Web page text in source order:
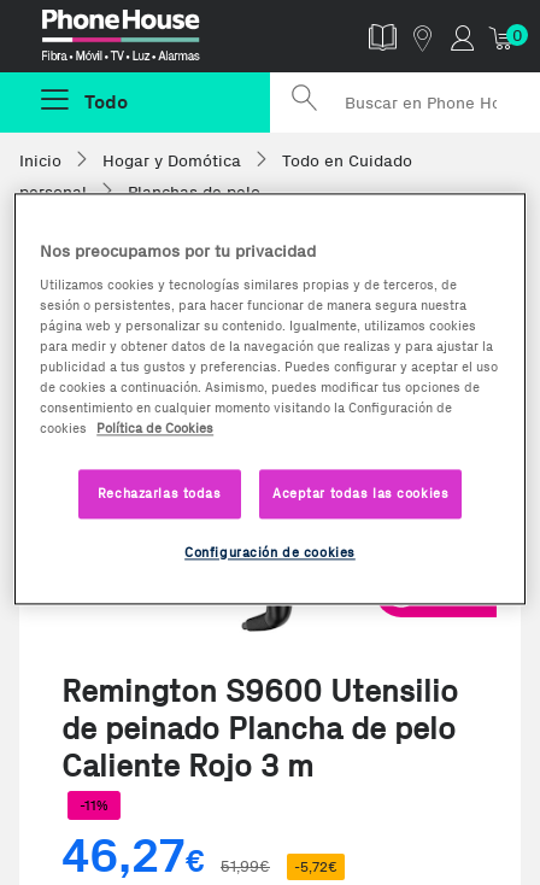
0
Todo
Inicio Hogar y Domótica
Todo en Cuidado
personal
Planchas de pelo
Remington S9600 Utensilio
de peinado Plancha de pelo
Caliente Rojo 3 m
-11%
46,27€ 51,99€ -5,72€
Nos preocupamos por tu privacidad
Utilizamos cookies y tecnologías similares propias y de terceros, de
sesión o persistentes, para hacer funcionar de manera segura nuestra
página web y personalizar su contenido. Igualmente, utilizamos cookies
para medir y obtener datos de la navegación que realizas y para ajustar la
publicidad a tus gustos y preferencias. Puedes configurar y aceptar el uso
de cookies a continuación. Asimismo, puedes modificar tus opciones de
consentimiento en cualquier momento visitando la Configuración de
cookies
Política de Cookies
Rechazarlas todas Aceptar todas las cookies
Configuración de cookies